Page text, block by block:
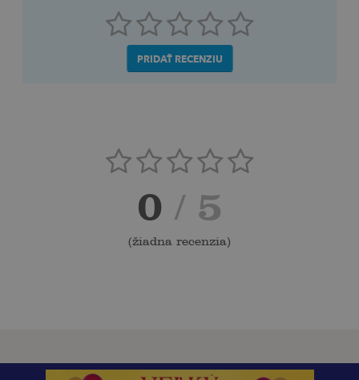
PRIDAŤ RECENZIU
0 / 5
(žiadna recenzia)